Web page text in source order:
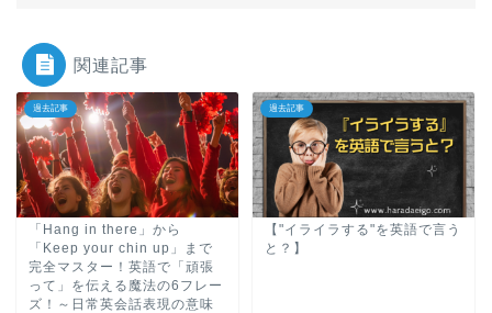
関連記事
過去記事
「Hang in there」から
「Keep your chin up」まで
完全マスター！英語で「頑張
って」を伝える魔法の6フレー
ズ！～日常英会話表現の意味
過去記事
【"イライラする"を英語で言う
と？】